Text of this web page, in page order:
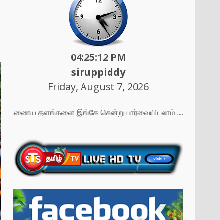
04:25:14 PM
siruppiddy
Friday, August 7, 2026
இணைய தளங்களை இங்கே சென்று பார்வையிடலாம் ....